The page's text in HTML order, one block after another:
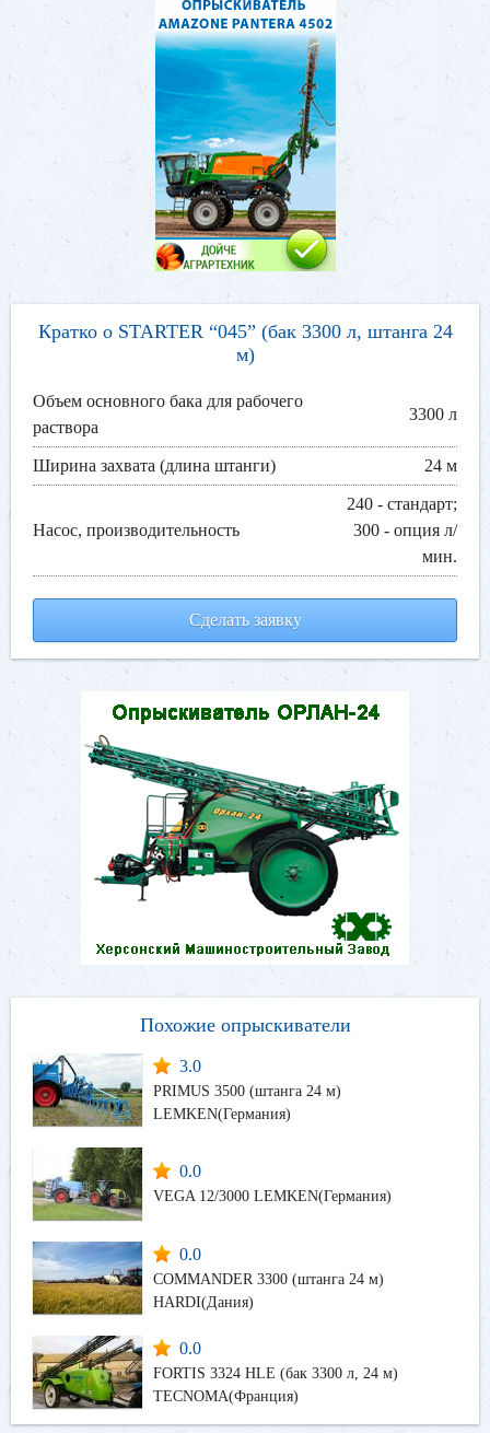
Кратко о STARTER “045” (бак 3300 л, штанга 24
м)
Объем основного бака для рабочего
раствора
3300 л
Ширина захвата (длина штанги) 24 м
Насос, производительность
240 - стандарт;
300 - опция л/
мин.
Сделать заявку
Похожие опрыскиватели
3.0
PRIMUS 3500 (штанга 24 м)
LEMKEN(Германия)
0.0
VEGA 12/3000 LEMKEN(Германия)
0.0
COMMANDER 3300 (штанга 24 м)
HARDI(Дания)
0.0
FORTIS 3324 HLE (бак 3300 л, 24 м)
TECNOMA(Франция)